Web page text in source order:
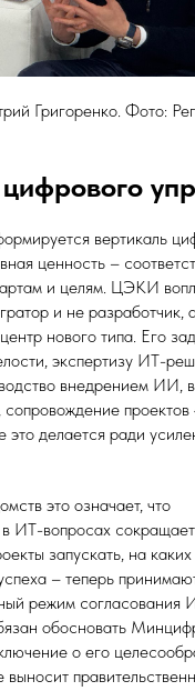
Григоренко. Фото:
вертикаль
ценность –
и целям. ЦЭКИ
и не разработчик,
нового типа. Его
экспертизу ИТ-
внедрением ИИ,
сопровождение
это делается ради
это означает, что
в ИТ-вопросах
запускать, на
– теперь
режим согласования
обосновать
о его